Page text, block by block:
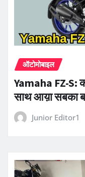
ऑटोमोबाइल
Yamaha FZ-S:
साथ आय़ा सबका
Junior Editor1